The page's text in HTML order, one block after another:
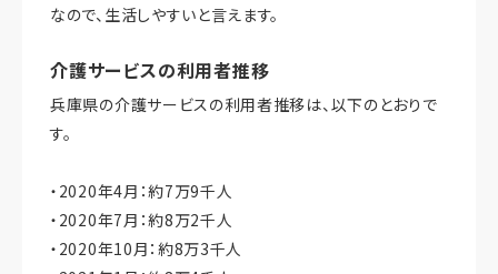
なので、生活しやすいと言えます。
介護サービスの利用者推移
兵庫県の介護サービスの利用者推移は、以下のとおりで
す。
・2020年4月：約7万9千人
・2020年7月：約8万2千人
・2020年10月：約8万3千人